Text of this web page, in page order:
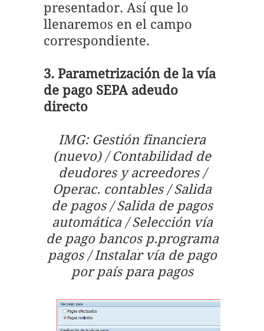
presentador. Así que lo
llenaremos en el campo
correspondiente.
3. Parametrización de la vía
de pago SEPA adeudo
directo
IMG: Gestión financiera
(nuevo) / Contabilidad de
deudores y acreedores /
Operac. contables / Salida
de pagos / Salida de pagos
automática / Selección vía
de pago bancos p.programa
pagos / Instalar vía de pago
por país para pagos